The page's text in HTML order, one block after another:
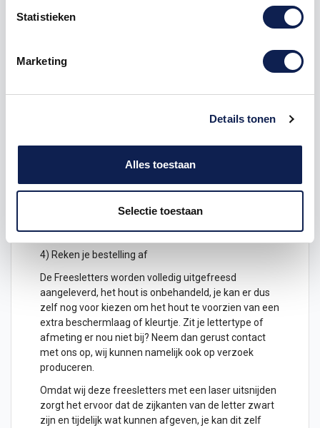
Statistieken
Marketing
Details tonen
Alles toestaan
Selectie toestaan
Houten Freesletter F Stencil MDF Bruin
De freesletter F is te bestellen vanaf een hoogte van
houtsoort, maar is niet geschikt voor buitengebruik.
2) Hoeveel freesletters wil je ontvangen? geef het
aantal letters aan
3) Plaats het in je winkelwagen
4) Reken je bestelling af
De Freesletters worden volledig uitgefreesd
aangeleverd, het hout is onbehandeld, je kan er dus
zelf nog voor kiezen om het hout te voorzien van een
extra beschermlaag of kleurtje. Zit je lettertype of
afmeting er nou niet bij? Neem dan gerust contact
met ons op, wij kunnen namelijk ook op verzoek
produceren.
Omdat wij deze freesletters met een laser uitsnijden
zorgt het ervoor dat de zijkanten van de letter zwart
zijn en tijdelijk wat kunnen afgeven, je kan dit zelf